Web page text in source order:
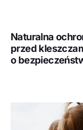
Naturalna
przed
o